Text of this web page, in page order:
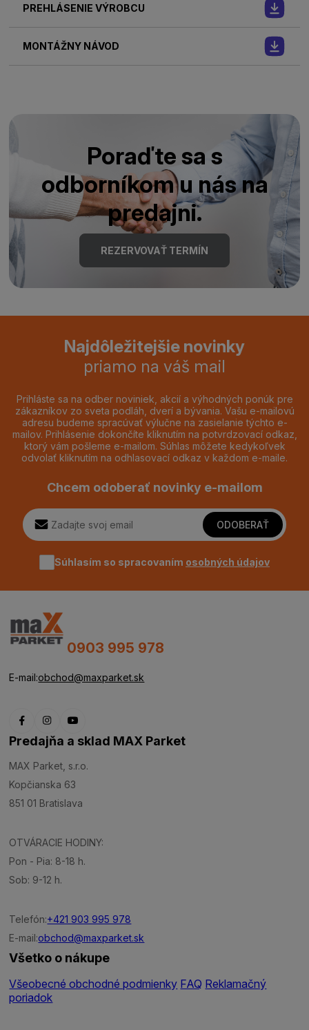
PREHLÁSENIE VÝROBCU
MONTÁŽNY NÁVOD
Poraďte sa s
odborníkom u nás na
predajni.
REZERVOVAŤ TERMÍN
Najdôležitejšie novinky
priamo na váš mail
Prihláste sa na odber noviniek, akcií a výhodných ponúk pre
zákazníkov zo sveta podláh, dverí a bývania. Vašu e-mailovú
adresu budeme spracúvať výlučne na zasielanie týchto e-
mailov. Prihlásenie dokončíte kliknutím na potvrdzovací odkaz,
ktorý vám pošleme e-mailom. Súhlas môžete kedykoľvek
odvolať kliknutím na odhlasovací odkaz v každom e-maile.
Chcem odoberať novinky e-mailom
ODOBERAŤ
Súhlasím so spracovaním osobných údajov
0903 995 978
E-mail:obchod@maxparket.sk
Predajňa a sklad MAX Parket
MAX Parket, s.r.o.
Kopčianska 63
851 01 Bratislava
OTVÁRACIE HODINY:
Pon - Pia: 8-18 h.
Sob: 9-12 h.
Telefón:+421 903 995 978
E-mail:obchod@maxparket.sk
Všetko o nákupe
Všeobecné obchodné podmienky FAQ Reklamačný
poriadok